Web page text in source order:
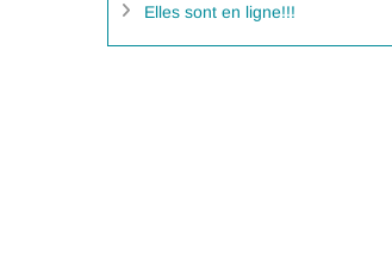
Elles sont en ligne!!!